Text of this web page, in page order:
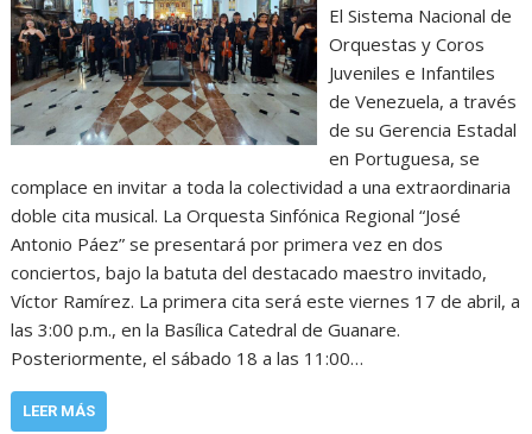
El Sistema Nacional de
Orquestas y Coros
Juveniles e Infantiles
de Venezuela, a través
de su Gerencia Estadal
en Portuguesa, se
complace en invitar a toda la colectividad a una extraordinaria
doble cita musical. La Orquesta Sinfónica Regional “José
Antonio Páez” se presentará por primera vez en dos
conciertos, bajo la batuta del destacado maestro invitado,
Víctor Ramírez. La primera cita será este viernes 17 de abril, a
las 3:00 p.m., en la Basílica Catedral de Guanare.
Posteriormente, el sábado 18 a las 11:00…
LEER MÁS